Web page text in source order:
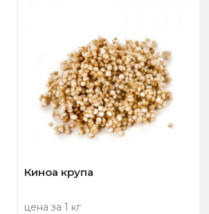
Киноа крупа
цена за 1 кг